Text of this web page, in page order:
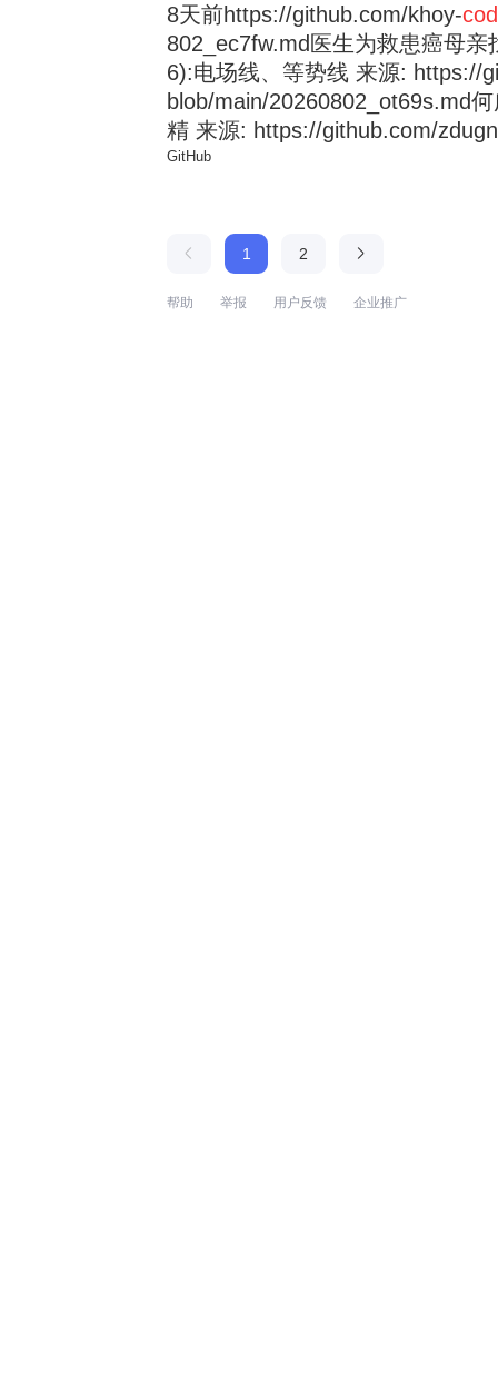
8天前https://github.com/khoy-
802_ec7fw.md医生为救患癌母
6):电场线、等势线 来源: https://
blob/main/20260802_ot69s.md
精 来源: https://github.com/
GitHub
1 2
帮助 举报 用户反馈 企业推广